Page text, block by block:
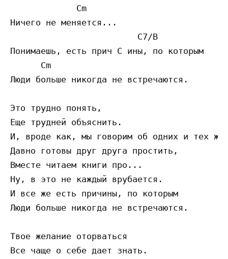
             Cm
Ничего не меняется...
                         C7/B
Понимаешь, есть прич C ины, по которым
      Cm
Люди больше никогда не встречаются.
Это трудно понять,
Еще трудней объяснить.
И, вроде как, мы говорим об одних и тех
Давно готовы друг друга простить,
Вместе читаем книги про...
Ну, в это не каждый врубается.
И все же есть причины, по которым
Люди больше никогда не встречаются.
Твое желание оторваться
Все чаще о себе дает знать.